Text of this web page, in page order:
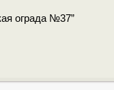
ограда №37”